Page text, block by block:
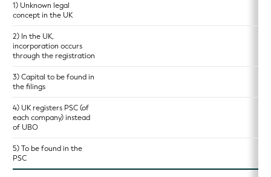
1) Unknown legal
concept in the UK
2) In the UK,
incorporation occurs
through the registration
3) Capital to be found in
the filings
4) UK registers PSC (of
each company) instead
of UBO
5) To be found in the
PSC